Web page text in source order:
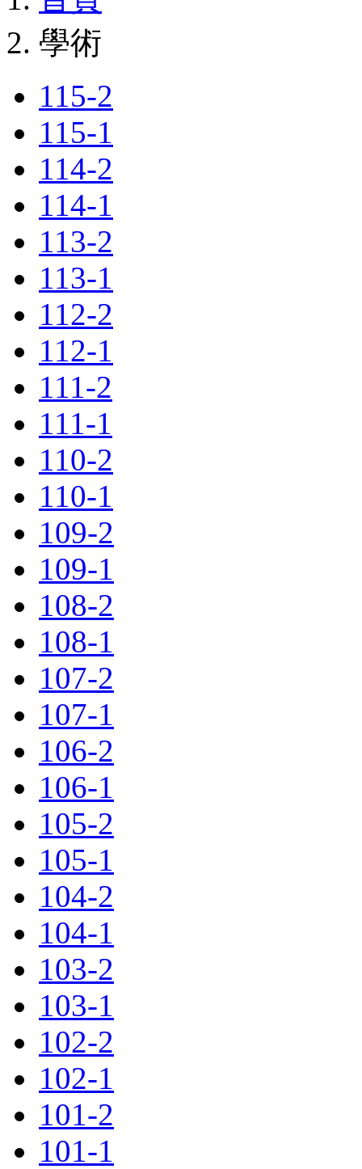
學術
115-2
115-1
114-2
114-1
113-2
113-1
112-2
112-1
111-2
111-1
110-2
110-1
109-2
109-1
108-2
108-1
107-2
107-1
106-2
106-1
105-2
105-1
104-2
104-1
103-2
103-1
102-2
102-1
101-2
101-1